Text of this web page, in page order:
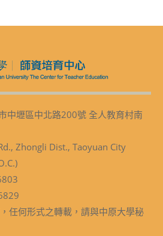
中壢區中北路200號 全人教育村南
Zhongli Dist., Taoyuan City
任何形式之轉載，請與中原大學秘